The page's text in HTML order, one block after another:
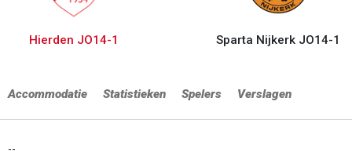
Hierden JO14-1 Sparta Nijkerk JO14-1
Accommodatie Statistieken Spelers Verslagen
--